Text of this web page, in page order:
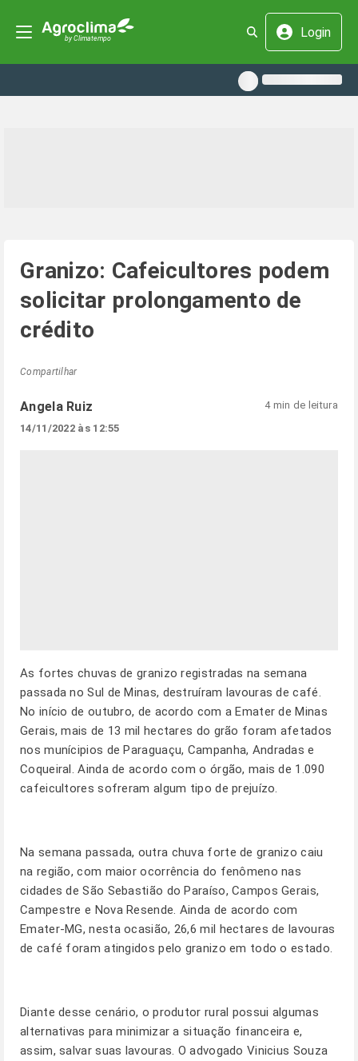
Login
Granizo: Cafeicultores podem
solicitar prolongamento de
crédito
Compartilhar
Angela Ruiz
14/11/2022 às 12:55
4 min de leitura
As fortes chuvas de granizo registradas na semana
passada no Sul de Minas, destruíram lavouras de café.
No início de outubro, de acordo com a Emater de Minas
Gerais, mais de 13 mil hectares do grão foram afetados
nos munícipios de Paraguaçu, Campanha, Andradas e
Coqueiral. Ainda de acordo com o órgão, mais de 1.090
cafeicultores sofreram algum tipo de prejuízo.
Na semana passada, outra chuva forte de granizo caiu
na região, com maior ocorrência do fenômeno nas
cidades de São Sebastião do Paraíso, Campos Gerais,
Campestre e Nova Resende. Ainda de acordo com
Emater-MG, nesta ocasião, 26,6 mil hectares de lavouras
de café foram atingidos pelo granizo em todo o estado.
Diante desse cenário, o produtor rural possui algumas
alternativas para minimizar a situação financeira e,
assim, salvar suas lavouras. O advogado Vinicius Souza